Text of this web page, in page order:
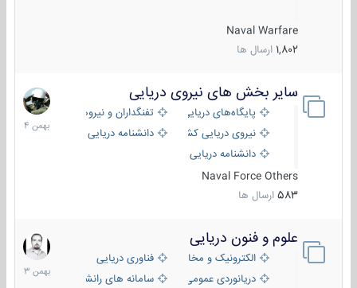
Naval Warfare
1,802 ارسال ها
سایر بخش های نیروی دریایی
پایگاه‌های دریایی
تفنگداران و نیروهای ویژه‌ی دریایی
نیروی دریایی کشورهای مختلفدانشنامه دریایی
دانشنامه دریایی کپی
Naval Force Others
583 ارسال ها
22
بهمن
1404
علوم و فنون دریایی
الکترونیک و مخابرات دریاییفناوری دریایی
دریانوردی عمومی
سامانه های رانشی دریایی
6
بهمن
1403